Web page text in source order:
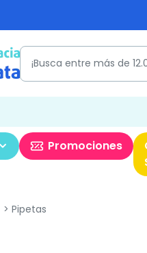
Promociones
Pipetas